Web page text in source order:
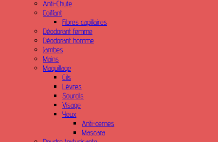
Anti-Chute
Coiffant
Fibres capillaires
Déodorant femme
Déodorant homme
Jambes
Mains
Maquillage
Cils
Lèvres
Sourcils
Visage
Yeux
Anti-cernes
Mascara